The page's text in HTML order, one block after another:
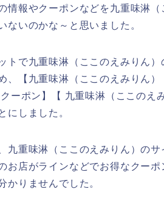
情報やクーポンなどを九重味淋
ないのかな～と思いました。
トで九重味淋（ここのえみりん
、【九重味淋（ここのえみりん
ーポン】【 九重味淋（ここのえ
にしました。
九重味淋（ここのえみりん）の
お店がラインなどでお得なクー
かりませんでした。